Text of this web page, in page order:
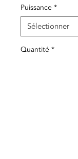
Puissance *
Quantité *